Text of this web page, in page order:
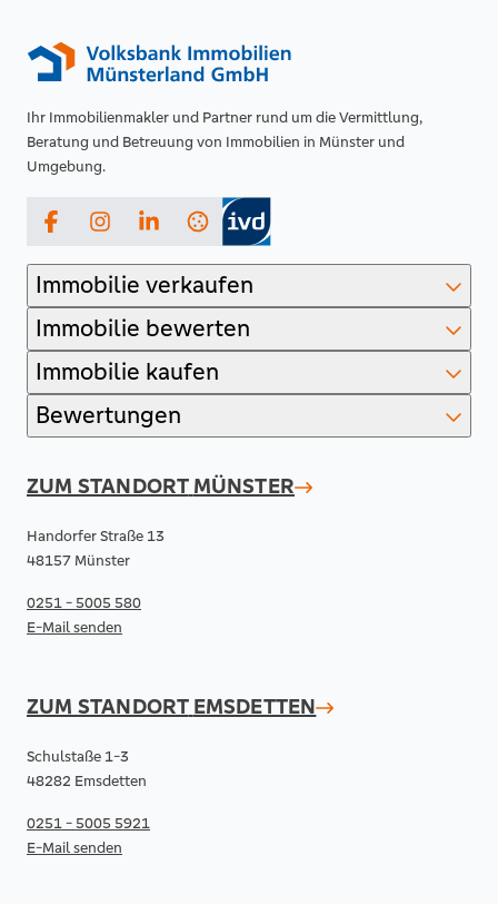
Ihr Immobilienmakler und Partner rund um die Vermittlung,
Beratung und Betreuung von Immobilien in Münster und
Umgebung.
FacebookInstagramLinkedIn
Immobilie verkaufen
Immobilie bewerten
Immobilie kaufen
Bewertungen
ZUM STANDORT MÜNSTER
Handorfer Straße 13
48157 Münster
0251 - 5005 580
E-Mail senden
ZUM STANDORT EMSDETTEN
Schulstaße 1-3
48282 Emsdetten
0251 - 5005 5921
E-Mail senden